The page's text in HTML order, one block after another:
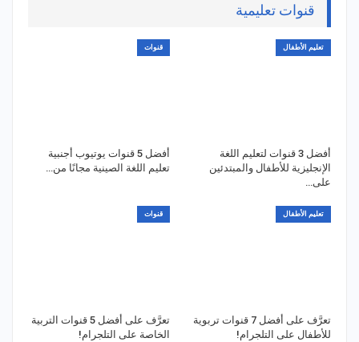
قنوات تعليمية
تعليم الأطفال
أفضل 3 قنوات لتعليم اللغة
الإنجليزية للأطفال والمبتدئين
على…
قنوات
أفضل 5 قنوات يوتيوب أجنبية
تعليم اللغة الصينية مجانًا من…
تعليم الأطفال
تعرَّف على أفضل 7 قنوات تربوية
للأطفال على التلجرام!
قنوات
تعرَّف على أفضل 5 قنوات التربية
الخاصة على التلجرام!